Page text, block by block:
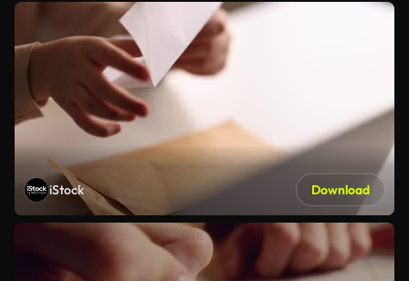
iStock Download